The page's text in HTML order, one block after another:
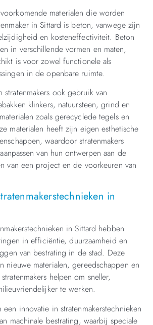
materialen die worden
in Sittard is beton, vanwege zijn
en kosteneffectiviteit. Beton
in verschillende vormen en maten,
is voor zowel functionele als
in de openbare ruimte.
stratenmakers ook gebruik van
klinkers, natuursteen, grind en
zoals gerecyclede tegels en
materialen heeft zijn eigen esthetische
waardoor stratenmakers
van hun ontwerpen aan de
van een project en de voorkeuren van
in
in Sittard hebben
in efficiëntie, duurzaamheid en
van bestrating in de stad. Deze
nieuwe materialen, gereedschappen en
helpen om sneller,
te werken.
innovatie in stratenmakerstechnieken
machinale bestrating, waarbij speciale